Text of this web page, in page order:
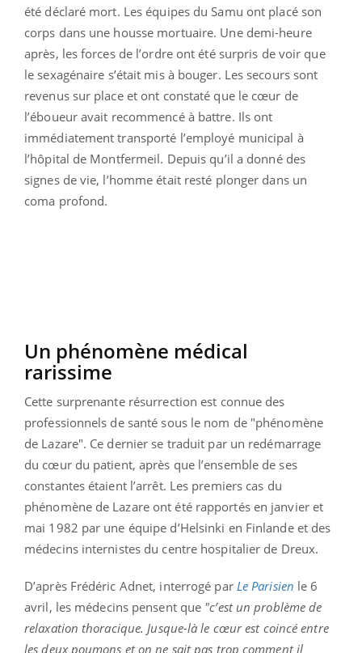
été déclaré mort. Les équipes du Samu ont placé son
corps dans une housse mortuaire. Une demi-heure
après, les forces de l’ordre ont été surpris de voir que
le sexagénaire s’était mis à bouger. Les secours sont
revenus sur place et ont constaté que le cœur de
l’éboueur avait recommencé à battre. Ils ont
immédiatement transporté l’employé municipal à
l’hôpital de Montfermeil. Depuis qu’il a donné des
signes de vie, l’homme était resté plonger dans un
coma profond.
Un phénomène médical
rarissime
Cette surprenante résurrection est connue des
professionnels de santé sous le nom de "phénomène
de Lazare". Ce dernier se traduit par un redémarrage
du cœur du patient, après que l’ensemble de ses
constantes étaient l’arrêt. Les premiers cas du
phénomène de Lazare ont été rapportés en janvier et
mai 1982 par une équipe d’Helsinki en Finlande et des
médecins internistes du centre hospitalier de Dreux.
D’après Frédéric Adnet, interrogé par Le Parisien le 6
avril, les médecins pensent que "c’est un problème de
relaxation thoracique. Jusque-là le cœur est coincé entre
les deux poumons et on ne sait pas trop comment il